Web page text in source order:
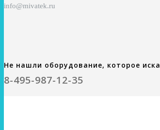
info@mivatek.ru
Не нашли оборудование, которое
8-495-987-12-35